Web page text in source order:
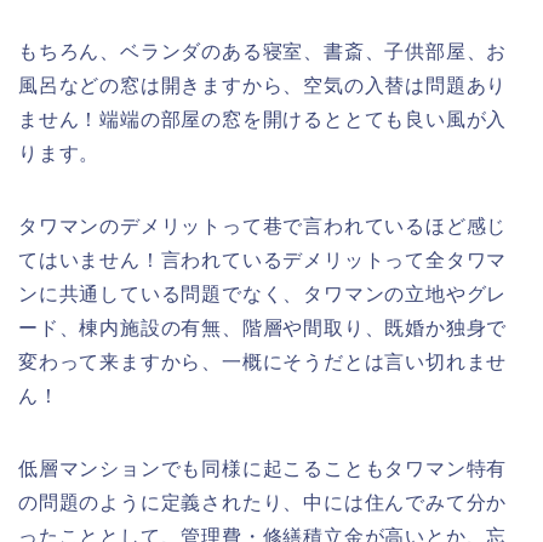
もちろん、ベランダのある寝室、書斎、子供部屋、お
風呂などの窓は開きますから、空気の入替は問題あり
ません！端端の部屋の窓を開けるととても良い風が入
ります。
タワマンのデメリットって巷で言われているほど感じ
てはいません！言われているデメリットって全タワマ
ンに共通している問題でなく、タワマンの立地やグレ
ード、棟内施設の有無、階層や間取り、既婚か独身で
変わって来ますから、一概にそうだとは言い切れませ
ん！
低層マンションでも同様に起こることもタワマン特有
の問題のように定義されたり、中には住んでみて分か
ったこととして、管理費・修繕積立金が高いとか、忘